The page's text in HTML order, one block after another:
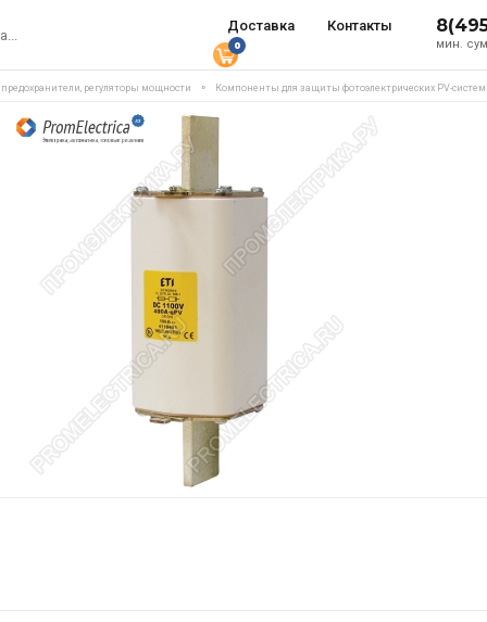
Доставка Контакты
мин.
0
регуляторы мощности Компоненты для защиты фотоэлектрических PV-систем